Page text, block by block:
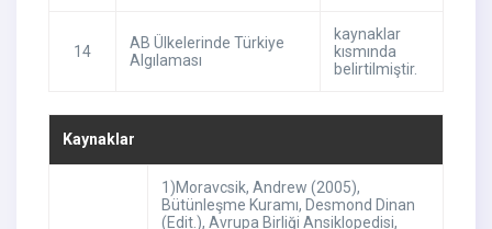
14
AB Ülkelerinde Türkiye
Algılaması
kaynaklar
kısmında
belirtilmiştir.
Kaynaklar
1)Moravcsik, Andrew (2005),
Bütünleşme Kuramı, Desmond Dinan
(Edit.), Avrupa Birliği Ansiklopedisi,